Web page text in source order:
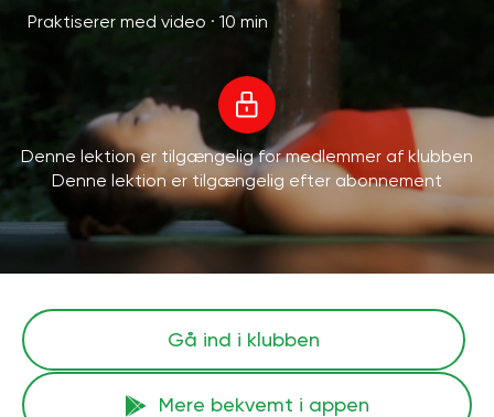
Praktiserer med video · 10 min
Denne lektion er tilgængelig for medlemmer af klubben
Denne lektion er tilgængelig efter abonnement
Gå ind i klubben
Mere bekvemt i appen